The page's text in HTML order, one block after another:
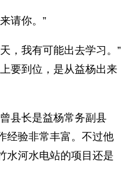
请你。”
，我有可能出去学习。”
要到位，是从益杨出来
县长是益杨常务副县
经验非常丰富。不过他
水河水电站的项目还是